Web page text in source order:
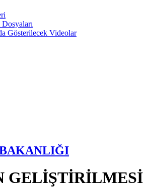
Gösterilecek Videolar